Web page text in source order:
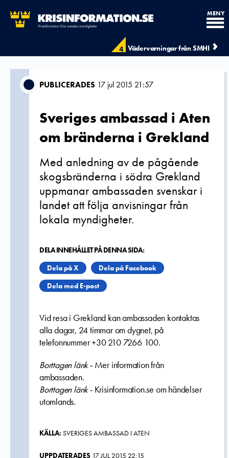
4 Vädervarningar från SMHI
MENY
PUBLICERADES 17 jul 2015 21:57
Sveriges ambassad i Aten
om bränderna i Grekland
Med anledning av de pågående
skogsbränderna i södra Grekland
uppmanar ambassaden svenskar i
landet att följa anvisningar från
lokala myndigheter.
DELA INNEHÅLLET PÅ DENNA SIDA:
Dela på X
Dela på Facebook
Dela med E-post
Vid resa i Grekland kan ambassaden kontaktas
alla dagar, 24 timmar om dygnet, på
telefonnummer+30 210 7266 100.
Borttagen länk - Mer information från
ambassaden.
Borttagen länk - Krisinformation.se om händelser
utomlands.
KÄLLA: SVERIGES AMBASSAD I ATEN
UPPDATERADES 17 JUL 2015 22:15